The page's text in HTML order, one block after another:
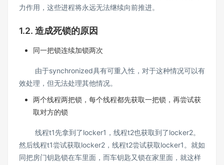
力作用，这些进程将永远无法继续向前推进。
1.2. 造成死锁的原因
同一把锁连续加锁两次
由于synchronized具有可重入性，对于这种情况可以有
效处理，但无法处理其他情况。
两个线程两把锁，每个线程都先获取一把锁，再尝试获
取对方的锁
线程t1先拿到了locker1，线程t2也获取到了locker2。
然后线程t1尝试获取locker2，线程t2尝试获取locker1。就如
同把房门钥匙锁在车里面，而车钥匙又锁在家里面，就这样